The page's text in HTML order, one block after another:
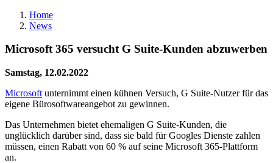
Home
News
Microsoft 365 versucht G Suite-Kunden abzuwerben
Samstag, 12.02.2022
Microsoft unternimmt einen kühnen Versuch, G Suite-Nutzer für das
eigene Bürosoftwareangebot zu gewinnen.
Das Unternehmen bietet ehemaligen G Suite-Kunden, die
unglücklich darüber sind, dass sie bald für Googles Dienste zahlen
müssen, einen Rabatt von 60 % auf seine Microsoft 365-Plattform
an.